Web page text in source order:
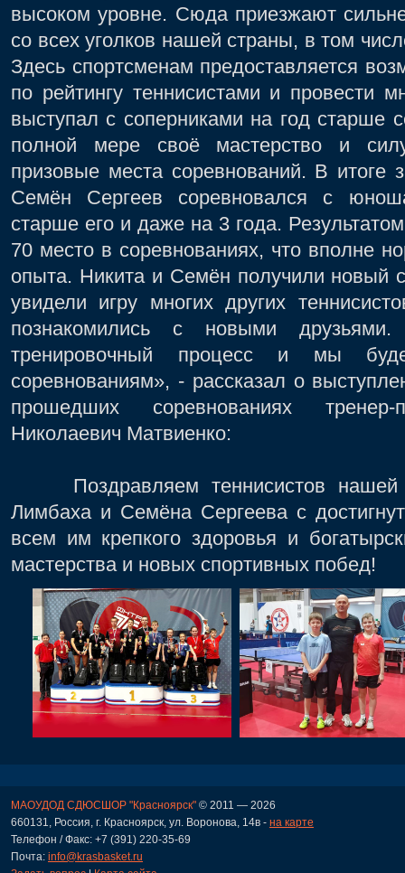
высоком уровне. Сюда приезжают
со всех уголков нашей страны, в том
Здесь спортсменам предоставляется
по рейтингу теннисистами и провести
выступал с соперниками на год старше
полной мере своё мастерство и
призовые места соревнований. В итоге
Семён Сергеев соревновался с
старше его и даже на 3 года.
70 место в соревнованиях, что вполне
опыта. Никита и Семён получили новый
увидели игру многих других
познакомились с новыми
тренировочный процесс и мы
соревнованиям», - рассказал о
прошедших соревнованиях тренер-
Николаевич Матвиенко:
Поздравляем теннисистов нашей
Лимбаха и Семёна Сергеева с
всем им крепкого здоровья и
мастерства и новых спортивных побед!
МАОУДОД СДЮСШОР "Красноярск" © 2011 — 2026
660131, Россия, г. Красноярск, ул. Воронова, 14в - на карте
Телефон / Факс: +7 (391) 220-35-69
Почта: info@krasbasket.ru